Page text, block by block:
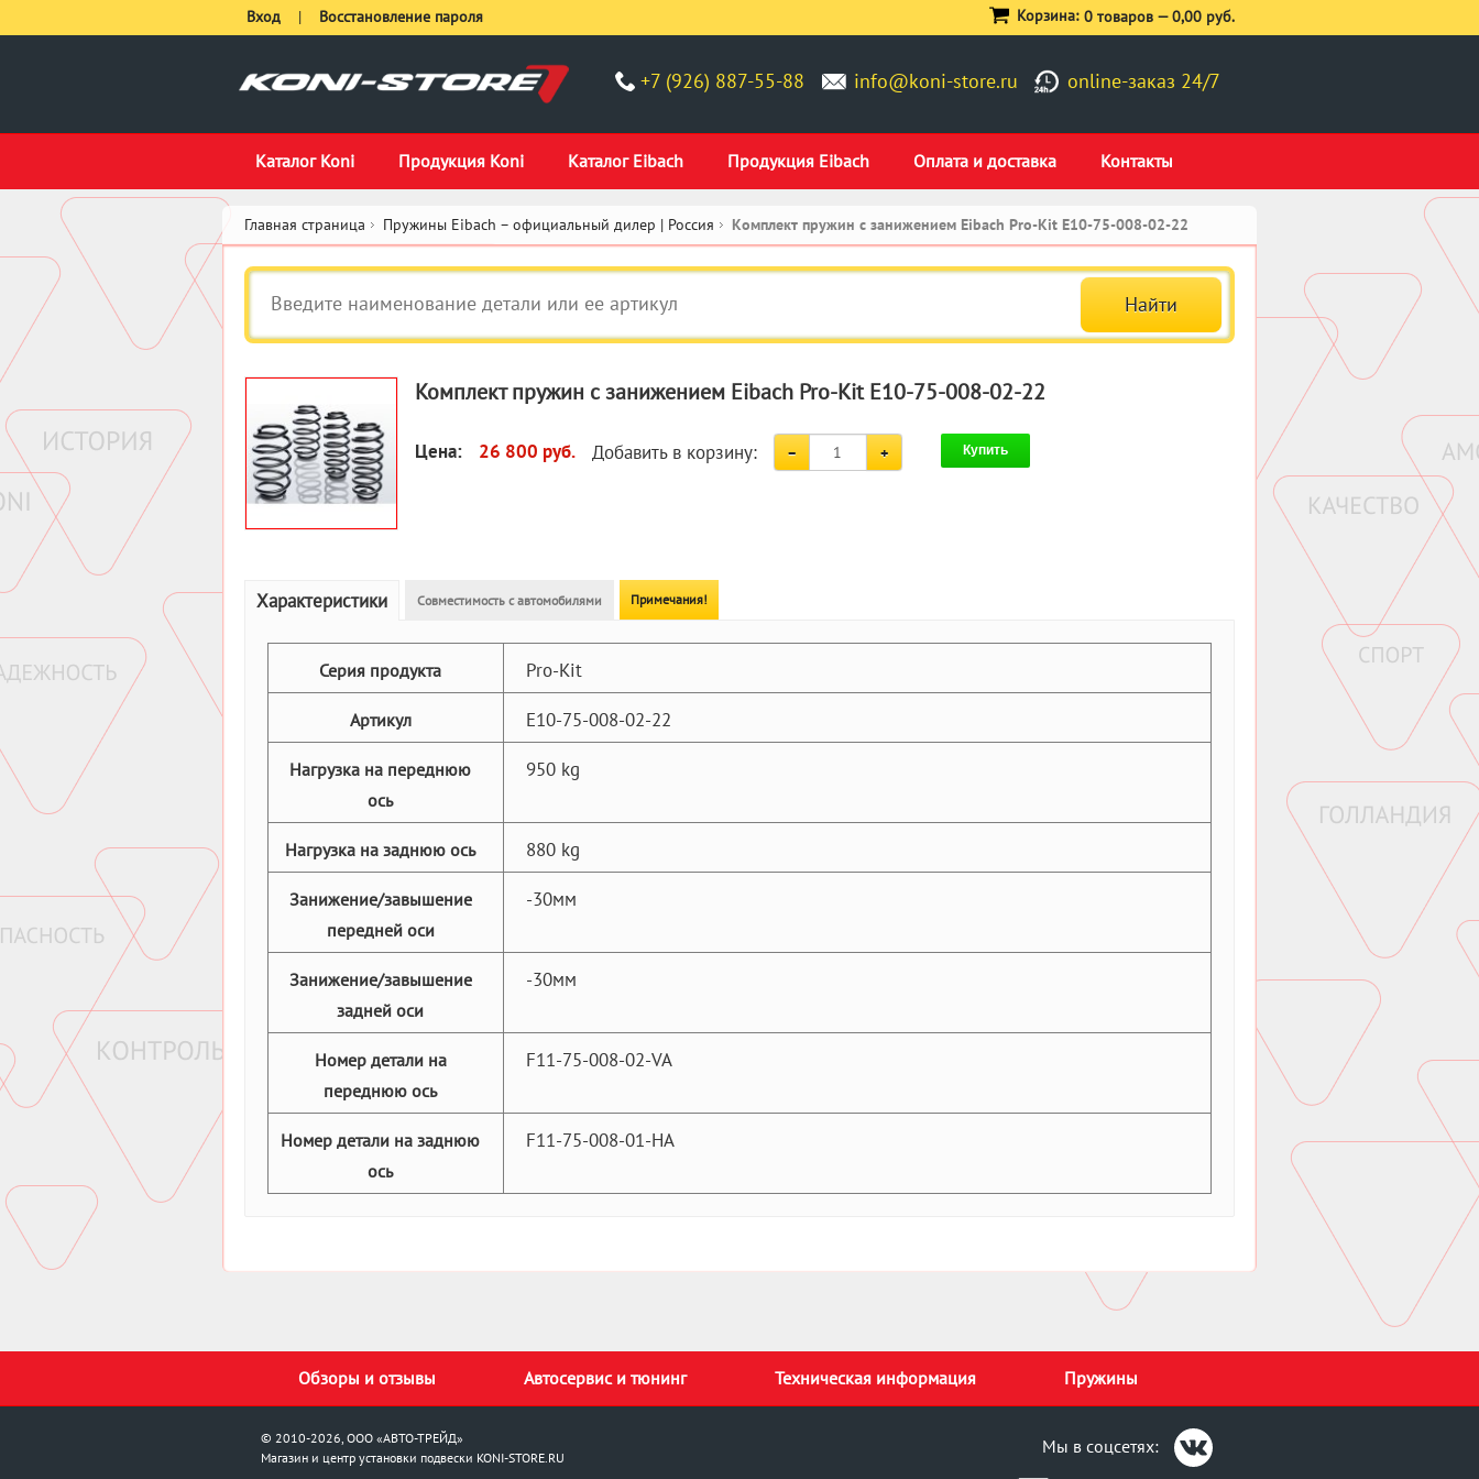
+7 (926) 887-55-88 info@koni-store.ru online-заказ 24/7
Каталог Koni Продукция Koni Каталог Eibach Продукция Eibach Оплата и доставка Контакты
Вход | Восстановление пароля Корзина: 0 товаров —0,00 руб.
Главная страница Пружины Eibach – официальный дилер | Россия Комплект пружин с занижением Eibach Pro-Kit E10-75-008-02-22
Комплект пружин с занижением Eibach Pro-Kit E10-75-008-02-22
Цена: 26 800 руб. Добавить в корзину: Купить
Характеристики Совместимость с автомобилями Примечания!
Серия продукта Pro-Kit
Артикул E10-75-008-02-22
Нагрузка на переднюю
ось
950 kg
Нагрузка на заднюю ось 880 kg
Занижение/завышение
передней оси
-30мм
Занижение/завышение
задней оси
-30мм
Номер детали на
переднюю ось
F11-75-008-02-VA
Номер детали на заднюю
ось
F11-75-008-01-HA
Обзоры и отзывы Автосервис и тюнинг Техническая информация Пружины
© 2010-2026, ООО «АВТО-ТРЕЙД»
Магазин и центр установки подвески KONI-STORE.RU
Мы в соцсетях: